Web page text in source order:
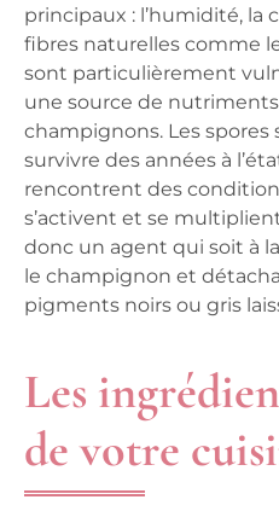
principaux : l’humidité, la
fibres naturelles comme
sont particulièrement
une source de
champignons. Les
survivre des années à
rencontrent des
s’activent et se
donc un agent qui soit à
le champignon et
pigments noirs ou gris
Les
de votre